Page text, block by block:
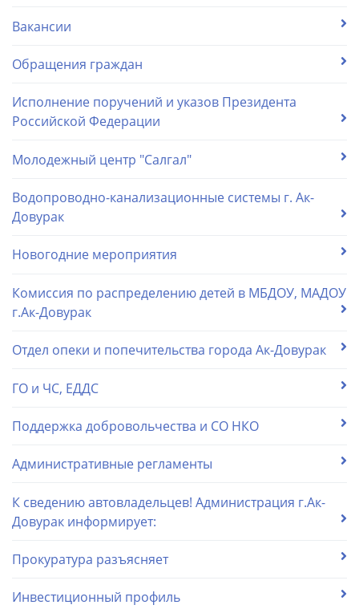
Вакансии
Обращения граждан
Исполнение поручений и указов Президента
Российской Федерации
Молодежный центр "Салгал"
Водопроводно-канализационные системы г. Ак-
Довурак
Новогодние мероприятия
Комиссия по распределению детей в МБДОУ, МАДОУ
г.Ак-Довурак
Отдел опеки и попечительства города Ак-Довурак
ГО и ЧС, ЕДДС
Поддержка добровольчества и СО НКО
Административные регламенты
К сведению автовладельцев! Администрация г.Ак-
Довурак информирует:
Прокуратура разъясняет
Инвестиционный профиль